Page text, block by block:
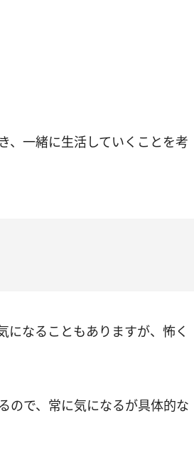
、一緒に生活していくことを考
になることもありますが、怖く
ので、常に気になるが具体的な